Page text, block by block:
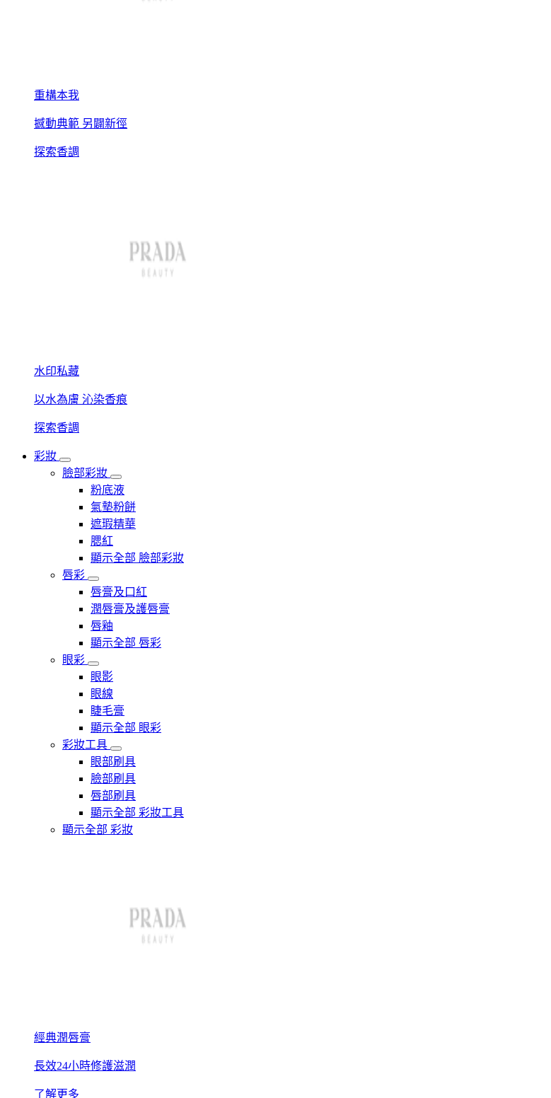
重構本我
撼動典範 另闢新徑
探索香調
水印私藏
以水為膚 沁染香痕
探索香調
彩妝
臉部彩妝
粉底液
氣墊粉餅
遮瑕精華
腮紅
顯示全部 臉部彩妝
唇彩
唇膏及口紅
潤唇膏及護唇膏
唇釉
顯示全部 唇彩
眼彩
眼影
眼線
睫毛膏
顯示全部 眼彩
彩妝工具
眼部刷具
臉部刷具
唇部刷具
顯示全部 彩妝工具
顯示全部 彩妝
經典潤唇膏
長效24小時修護滋潤
了解更多